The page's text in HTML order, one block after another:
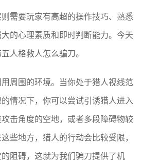
需要玩家有高超的操作技巧、熟悉
的心理素质和即时判断能力。今天
人格救人怎么骗刀。
周围的环境。当你处于猎人视线范
情况下，你可以尝试引诱猎人进入
击角度的空地，或者多段障碍物较
些地方，猎人的行动会比较受限，
阻碍，这就为我们骗刀提供了机